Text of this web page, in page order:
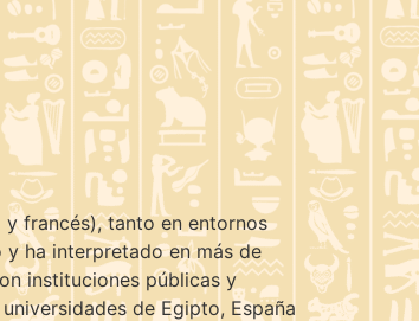
francés), tanto en entornos
ha interpretado en más de
instituciones públicas y
de Egipto, España